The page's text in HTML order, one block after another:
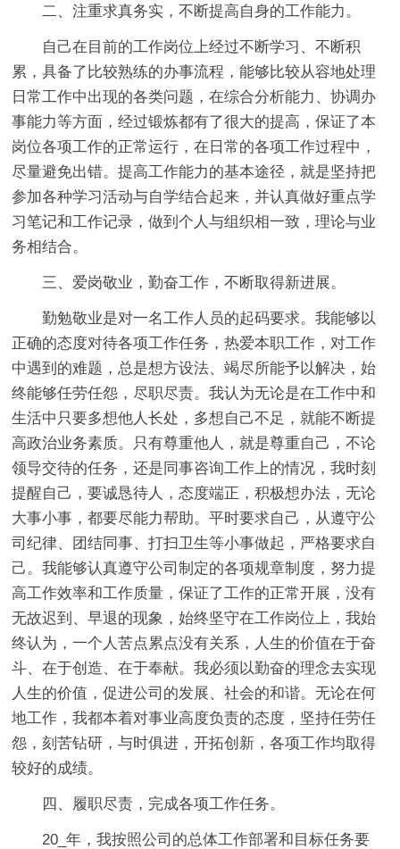
二、注重求真务实，不断提高自身的工作能力。
自己在目前的工作岗位上经过不断学习、不断积
累，具备了比较熟练的办事流程，能够比较从容地处理
日常工作中出现的各类问题，在综合分析能力、协调办
事能力等方面，经过锻炼都有了很大的提高，保证了本
岗位各项工作的正常运行，在日常的各项工作过程中，
尽量避免出错。提高工作能力的基本途径，就是坚持把
参加各种学习活动与自学结合起来，并认真做好重点学
习笔记和工作记录，做到个人与组织相一致，理论与业
务相结合。
三、爱岗敬业，勤奋工作，不断取得新进展。
勤勉敬业是对一名工作人员的起码要求。我能够以
正确的态度对待各项工作任务，热爱本职工作，对工作
中遇到的难题，总是想方设法、竭尽所能予以解决，始
终能够任劳任怨，尽职尽责。我认为无论是在工作中和
生活中只要多想他人长处，多想自己不足，就能不断提
高政治业务素质。只有尊重他人，就是尊重自己，不论
领导交待的任务，还是同事咨询工作上的情况，我时刻
提醒自己，要诚恳待人，态度端正，积极想办法，无论
大事小事，都要尽能力帮助。平时要求自己，从遵守公
司纪律、团结同事、打扫卫生等小事做起，严格要求自
己。我能够认真遵守公司制定的各项规章制度，努力提
高工作效率和工作质量，保证了工作的正常开展，没有
无故迟到、早退的现象，始终坚守在工作岗位上，我始
终认为，一个人苦点累点没有关系，人生的价值在于奋
斗、在于创造、在于奉献。我必须以勤奋的理念去实现
人生的价值，促进公司的发展、社会的和谐。无论在何
地工作，我都本着对事业高度负责的态度，坚持任劳任
怨，刻苦钻研，与时俱进，开拓创新，各项工作均取得
较好的成绩。
四、履职尽责，完成各项工作任务。
20_年，我按照公司的总体工作部署和目标任务要